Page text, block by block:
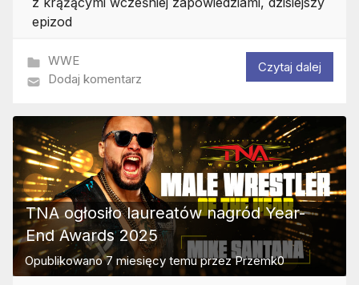
epizod
WWE
Dodaj komentarz
Czytaj dalej
TNA ogłosiło laureatów nagród Year-
End Awards 2025
Opublikowano7 miesięcy temuprzezPrzemk0